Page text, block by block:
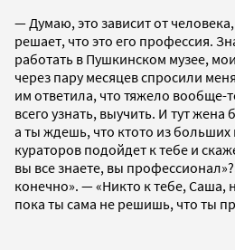
— Думаю, это зависит от
решает, что это его профессия.
работать в Пушкинском музее,
через пару месяцев спросили
им ответила, что тяжело вообще-
всего узнать, выучить. И тут жена
а ты ждешь, что ктото из больших
кураторов подойдет к тебе и
вы все знаете, вы
конечно». — «Никто к тебе, Саша,
пока ты сама не решишь, что ты